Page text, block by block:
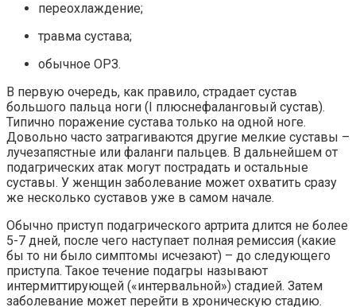
переохлаждение;
травма сустава;
обычное ОРЗ.
В первую очередь, как правило, страдает сустав
большого пальца ноги (I плюснефаланговый сустав).
Типично поражение сустава только на одной ноге.
Довольно часто затрагиваются другие мелкие суставы –
лучезапястные или фаланги пальцев. В дальнейшем от
подагрических атак могут пострадать и остальные
суставы. У женщин заболевание может охватить сразу
же несколько суставов уже в самом начале.
Обычно приступ подагрического артрита длится не более
5-7 дней, после чего наступает полная ремиссия (какие
бы то ни было симптомы исчезают) – до следующего
приступа. Такое течение подагры называют
интермиттирующей («интервальной») стадией. Затем
заболевание может перейти в хроническую стадию.